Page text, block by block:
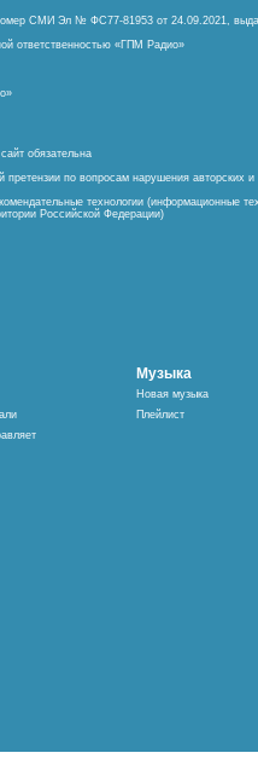
СМИ Эл № ФС77-81953 от 24.09.2021,
ответственностью «ГПМ Радио»
обязательна
претензии по вопросам нарушения авторских
технологии (информационные
Российской Федерации)
Музыка
Новая музыка
Плейлист